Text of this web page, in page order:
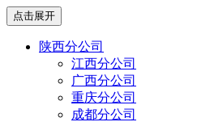
点击展开
陕西分公司
江西分公司
广西分公司
重庆分公司
成都分公司